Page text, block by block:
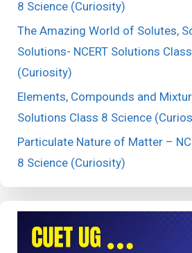
8 Science (Curiosity)
The Amazing World of Solutes,
Solutions- NCERT Solutions
(Curiosity)
Elements, Compounds and
Solutions Class 8 Science
Particulate Nature of Matter –
8 Science (Curiosity)